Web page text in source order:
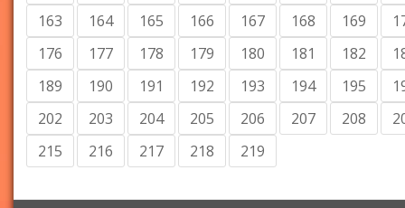
163
164 165 166 167 168 169
176
177 178 179 180 181 182
189
190 191 192 193 194 195
202
203 204 205 206 207 208
215
216 217 218 219